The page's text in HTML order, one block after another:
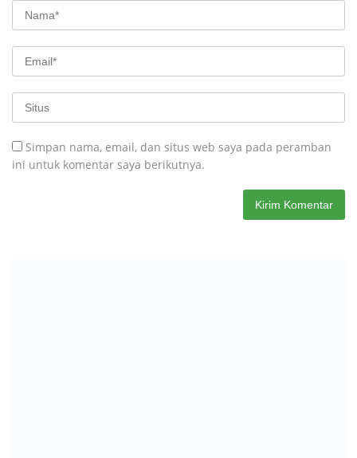
Simpan nama, email, dan situs web saya pada peramban
ini untuk komentar saya berikutnya.